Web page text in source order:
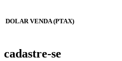
DOLAR VENDA (PTAX)
cadastre-se